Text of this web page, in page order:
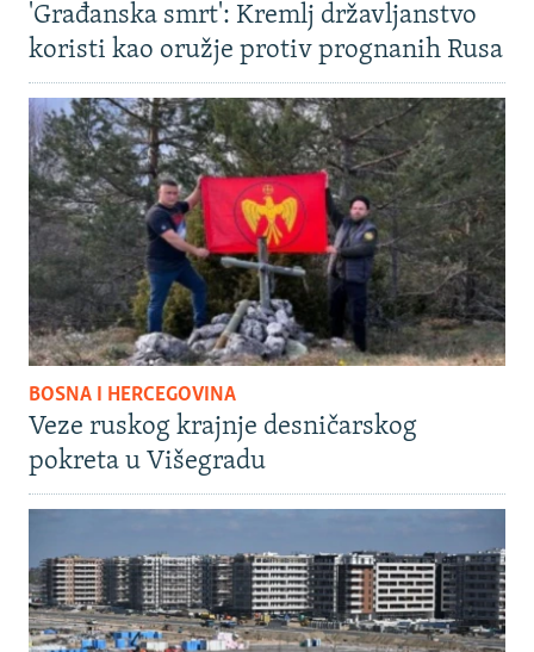
'Građanska smrt': Kremlj državljanstvo
koristi kao oružje protiv prognanih Rusa
BOSNA I HERCEGOVINA
Veze ruskog krajnje desničarskog
pokreta u Višegradu